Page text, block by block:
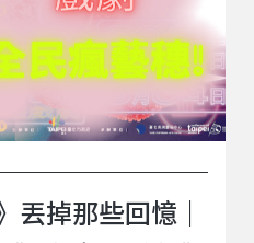
丟掉那些回憶｜